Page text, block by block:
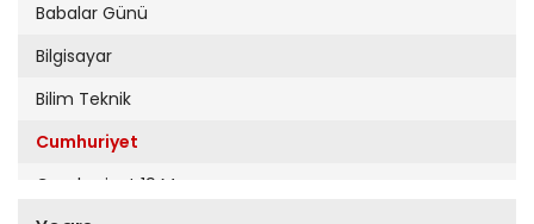
Babalar Günü
Bilgisayar
Bilim Teknik
Cumhuriyet
Cumhuriyet 19 Mayıs